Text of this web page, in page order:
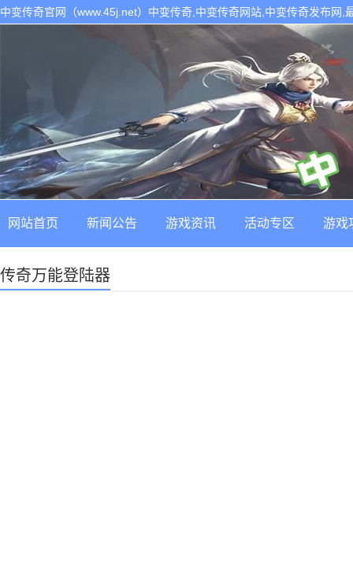
中变传奇官网（www.45j.net）中变传奇,中变传奇网站,中变传奇发布网,
网站首页 新闻公告 游戏资讯 活动专区 游戏
传奇万能登陆器